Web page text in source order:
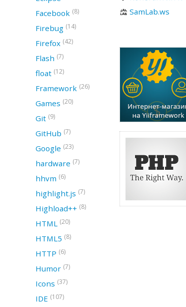
SamLab.ws
Facebook (8)
Firebug (14)
Firefox (42)
Flash (7)
float (12)
Framework (26)
Games (20)
Git (9)
GitHub (7)
Google (23)
hardware (7)
hhvm (6)
highlight.js (7)
Highload++ (8)
HTML (20)
HTML5 (8)
HTTP (6)
Humor (7)
Icons (37)
IDE (107)